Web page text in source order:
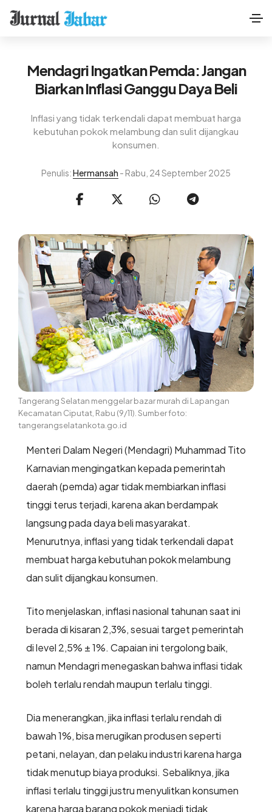
Mendagri Ingatkan Pemda: Jangan
Biarkan Inflasi Ganggu Daya Beli
Inflasi yang tidak terkendali dapat membuat harga
kebutuhan pokok melambung dan sulit dijangkau
konsumen.
Penulis:Hermansah - Rabu, 24 September 2025
Tangerang Selatan menggelar bazar murah di Lapangan
Kecamatan Ciputat, Rabu (9/11). Sumber foto:
tangerangselatankota.go.id
Menteri Dalam Negeri (Mendagri) Muhammad Tito
Karnavian mengingatkan kepada pemerintah
daerah (pemda) agar tidak membiarkan inflasi
tinggi terus terjadi, karena akan berdampak
langsung pada daya beli masyarakat.
Menurutnya, inflasi yang tidak terkendali dapat
membuat harga kebutuhan pokok melambung
dan sulit dijangkau konsumen.
Tito menjelaskan, inflasi nasional tahunan saat ini
berada di kisaran 2,3%, sesuai target pemerintah
di level 2,5% ± 1%. Capaian ini tergolong baik,
namun Mendagri menegaskan bahwa inflasi tidak
boleh terlalu rendah maupun terlalu tinggi.
Dia menerangkan, jika inflasi terlalu rendah di
bawah 1%, bisa merugikan produsen seperti
petani, nelayan, dan pelaku industri karena harga
tidak menutup biaya produksi. Sebaliknya, jika
inflasi terlalu tinggi justru menyulitkan konsumen
karena harga barang pokok menjadi tidak